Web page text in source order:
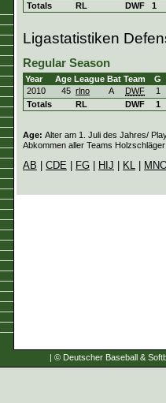
Totals
RL DWF 1
Ligastatistiken
Regular Season
Year Age League Bat Team
G
2010
45 rlno A DWF
1
Totals
RL DWF 1
Age: Alter am 1. Juli des Jahres/
Abkommen aller Teams
AB | CDE | FG | HIJ | KL |
| © Deutscher Baseball &